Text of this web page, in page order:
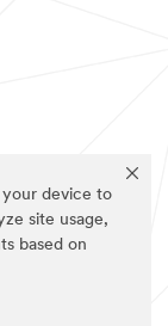
your device to
site usage,
based on